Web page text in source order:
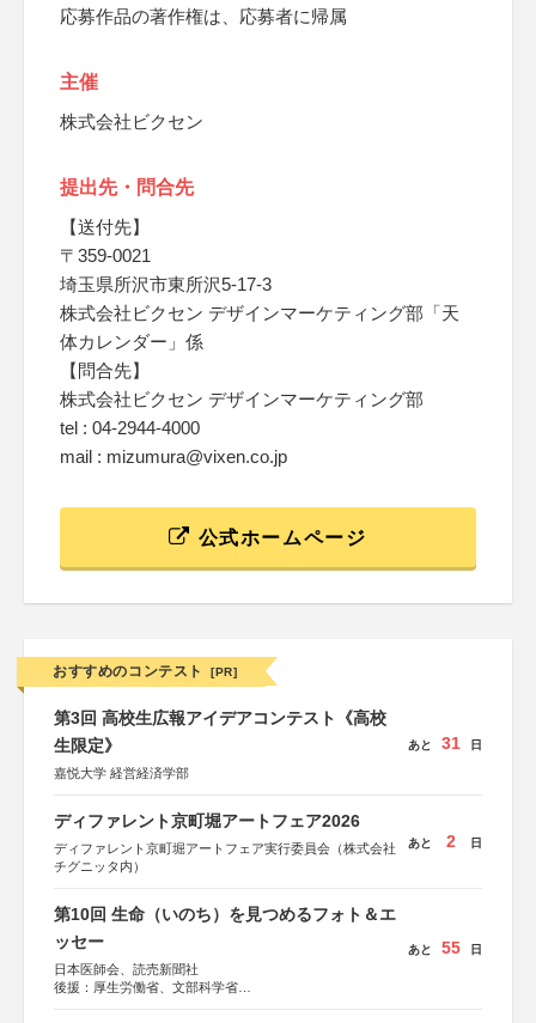
応募作品の著作権は、応募者に帰属
主催
株式会社ビクセン
提出先・問合先
【送付先】
〒359-0021
埼玉県所沢市東所沢5-17-3
株式会社ビクセン デザインマーケティング部「天
体カレンダー」係
【問合先】
株式会社ビクセン デザインマーケティング部
tel : 04-2944-4000
mail : mizumura@vixen.co.jp
公式ホームページ
おすすめのコンテスト [PR]
第3回 高校生広報アイデアコンテスト《高校
生限定》
嘉悦大学 経営経済学部
あと 31 日
ディファレント京町堀アートフェア2026
ディファレント京町堀アートフェア実行委員会（株式会社
チグニッタ内）
あと 2 日
第10回 生命（いのち）を見つめるフォト＆エ
ッセー
日本医師会、読売新聞社
後援：厚生労働省、文部科学省
あと 55 日